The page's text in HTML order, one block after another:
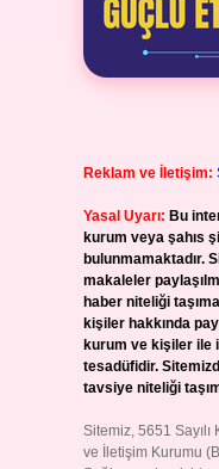
Reklam ve İletişim:
Yasal Uyarı: Bu
kurum veya şahıs
bulunmamaktadır.
makaleler
haber niteliği
kişiler hakkında
kurum ve kişiler ile
tesadüfidir.
tavsiye niteliği
Sitemiz, 5651
ve İletişim Kurumu